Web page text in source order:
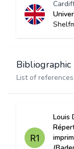
Bibliographic
List of
Louis